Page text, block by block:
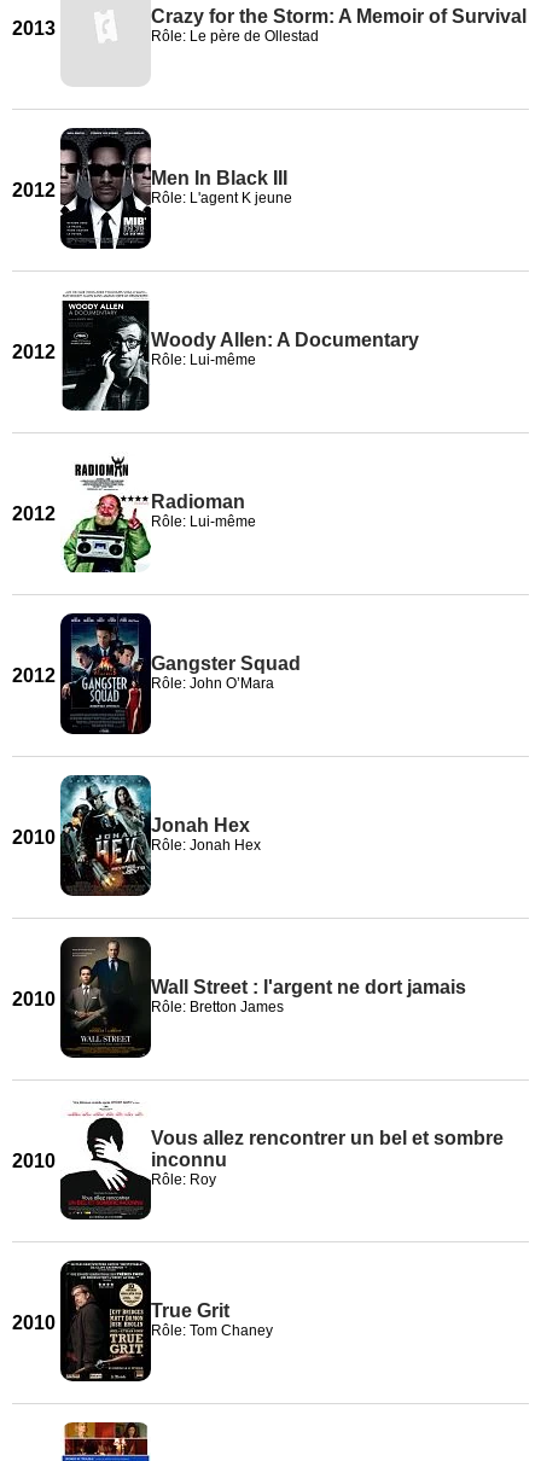
2013
Crazy for the Storm: A Memoir of Survival
Rôle: Le père de Ollestad
2012
Men In Black III
Rôle: L'agent K jeune
2012
Woody Allen: A Documentary
Rôle: Lui-même
2012
Radioman
Rôle: Lui-même
2012
Gangster Squad
Rôle: John O’Mara
2010
Jonah Hex
Rôle: Jonah Hex
2010
Wall Street : l'argent ne dort jamais
Rôle: Bretton James
2010
Vous allez rencontrer un bel et sombre
inconnu
Rôle: Roy
2010
True Grit
Rôle: Tom Chaney